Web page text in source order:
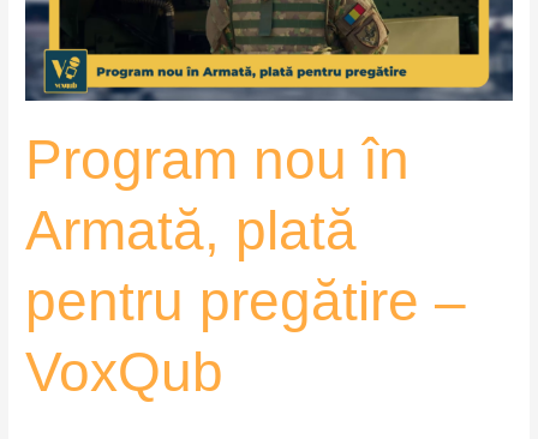
Program nou în
Armată, plată
pentru pregătire –
VoxQub
pregătire
VoxQub